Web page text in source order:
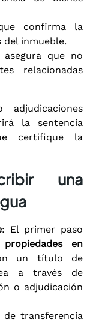
confirma la
inmueble.
que no
relacionadas
la sentencia
certifique la
una
: El primer paso
en
un título de
a través de
o adjudicación
transferencia